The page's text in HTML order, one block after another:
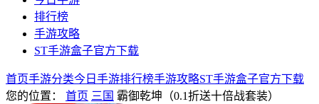
排行榜
手游攻略
ST手游盒子官方下载
首页手游分类今日手游排行榜手游攻略ST手游盒子官方下载
您的位置：
首页 三国 霸御乾坤（0.1折送十倍战套装）